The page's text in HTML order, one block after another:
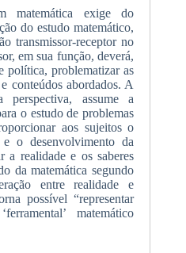
matemática exige do
do estudo matemático,
transmissor-receptor no
em sua função, deverá,
política, problematizar as
conteúdos abordados. A
perspectiva, assume a
o estudo de problemas
aos sujeitos o
o desenvolvimento da
a realidade e os saberes
da matemática segundo
entre realidade e
possível “representar
matemático